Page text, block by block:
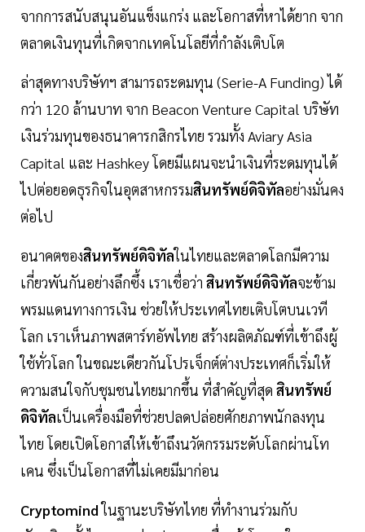
จากการสนับสนุนอันแข็งแกร่ง และโอกาสที่หาได้ยาก จาก
ตลาดเงินทุนที่เกิดจากเทคโนโลยีที่กำลังเติบโต
ล่าสุดทางบริษัทฯ สามารถระดมทุน (Serie-A Funding) ได้
กว่า 120 ล้านบาท จาก Beacon Venture Capital บริษัท
เงินร่วมทุนของธนาคารกสิกรไทย รวมทั้ง Aviary Asia
Capital และ Hashkey โดยมีแผนจะนำเงินที่ระดมทุนได้
ไปต่อยอดธุรกิจในอุตสาหกรรมสินทรัพย์ดิจิทัลอย่างมั่นคง
ต่อไป
อนาคตของสินทรัพย์ดิจิทัลในไทยและตลาดโลกมีความ
เกี่ยวพันกันอย่างลึกซึ้ง เราเชื่อว่า สินทรัพย์ดิจิทัลจะข้าม
พรมแดนทางการเงิน ช่วยให้ประเทศไทยเติบโตบนเวที
โลก เราเห็นภาพสตาร์ทอัพไทย สร้างผลิตภัณฑ์ที่เข้าถึงผู้
ใช้ทั่วโลก ในขณะเดียวกันโปรเจ็กต์ต่างประเทศก็เริ่มให้
ความสนใจกับชุมชนไทยมากขึ้น ที่สำคัญที่สุด สินทรัพย์
ดิจิทัลเป็นเครื่องมือที่ช่วยปลดปล่อยศักยภาพนักลงทุน
ไทย โดยเปิดโอกาสให้เข้าถึงนวัตกรรมระดับโลกผ่านโท
เคน ซึ่งเป็นโอกาสที่ไม่เคยมีมาก่อน
Cryptomindในฐานะบริษัทไทย ที่ทำงานร่วมกับ